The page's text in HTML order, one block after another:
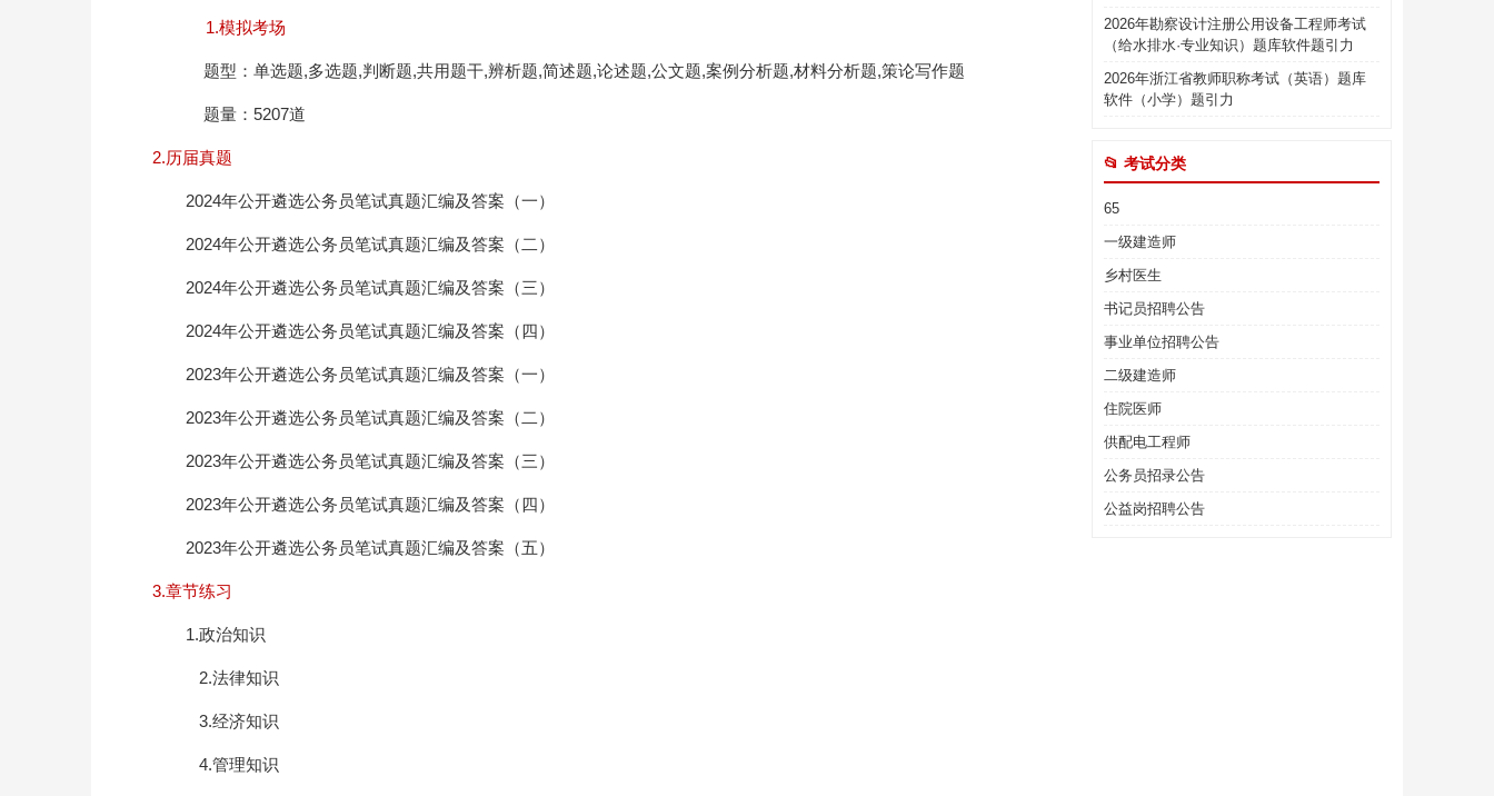
1.模拟考场
题型：单选题,多选题,判断题,共用题干,辨析题,简述题,论述题,公文题,案例分析题,材料分析题,策论写作题
题量：5207道
2.历届真题
2024年公开遴选公务员笔试真题汇编及答案（一）
2024年公开遴选公务员笔试真题汇编及答案（二）
2024年公开遴选公务员笔试真题汇编及答案（三）
2024年公开遴选公务员笔试真题汇编及答案（四）
2023年公开遴选公务员笔试真题汇编及答案（一）
2023年公开遴选公务员笔试真题汇编及答案（二）
2023年公开遴选公务员笔试真题汇编及答案（三）
2023年公开遴选公务员笔试真题汇编及答案（四）
2023年公开遴选公务员笔试真题汇编及答案（五）
3.章节练习
1.政治知识
2.法律知识
3.经济知识
4.管理知识
2026年勘察设计注册公用设备工程师考试
（给水排水·专业知识）题库软件题引力
2026年浙江省教师职称考试（英语）题库
软件（小学）题引力
📂 考试分类
65
一级建造师
乡村医生
书记员招聘公告
事业单位招聘公告
二级建造师
住院医师
供配电工程师
公务员招录公告
公益岗招聘公告